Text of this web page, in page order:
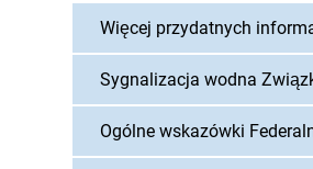
Więcej przydatnych
Sygnalizacja wodna
Ogólne wskazówki